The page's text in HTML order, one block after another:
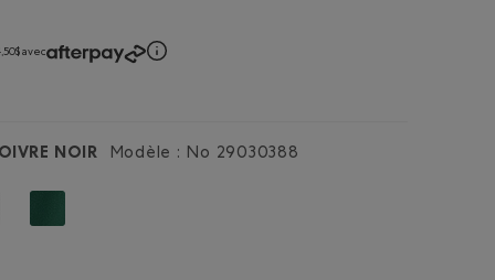
de
dialogue.
avec
NOIR Modèle : No 29030388